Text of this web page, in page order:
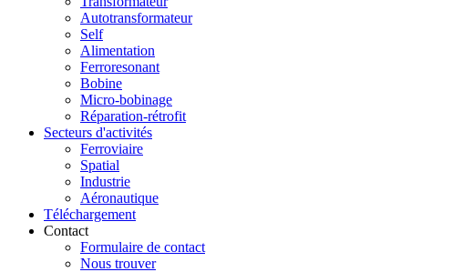
Autotransformateur
Self
Alimentation
Ferroresonant
Bobine
Micro-bobinage
Réparation-rétrofit
Secteurs d'activités
Ferroviaire
Spatial
Industrie
Aéronautique
Téléchargement
Contact
Formulaire de contact
Nous trouver